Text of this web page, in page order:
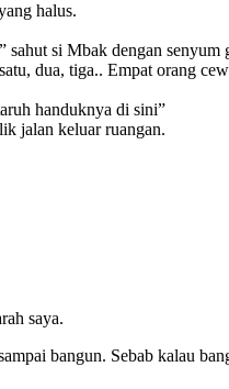
halus.
si Mbak dengan senyum
dua, tiga.. Empat orang
handuknya di sini”
jalan keluar ruangan.
saya.
bangun. Sebab kalau